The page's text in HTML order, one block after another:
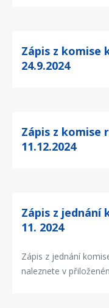
Zápis z komise
24.9.2024
Zápis z komise
11.12.2024
Zápis z jednání
11. 2024
Zápis z jednání
naleznete v